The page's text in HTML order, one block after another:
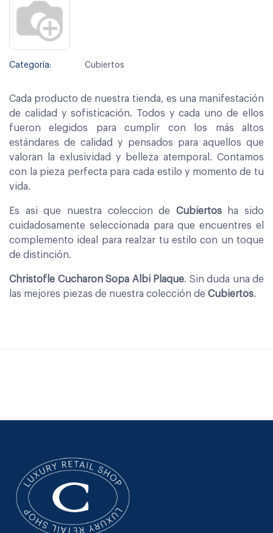
Categoría: Cubiertos
Cada producto de nuestra tienda, es una manifestación
de calidad y sofisticación. Todos y cada uno de ellos
fueron elegidos para cumplir con los más altos
estándares de calidad y pensados para aquellos que
valoran la exlusividad y belleza atemporal. Contamos
con la pieza perfecta para cada estilo y momento de tu
vida.
Es asi que nuestra coleccion de Cubiertosha sido
cuidadosamente seleccionada para que encuentres el
complemento ideal para realzar tu estilo con un toque
de distinción.
Christofle Cucharon Sopa Albi Plaque. Sin duda una de
las mejores piezas de nuestra colección de Cubiertos.